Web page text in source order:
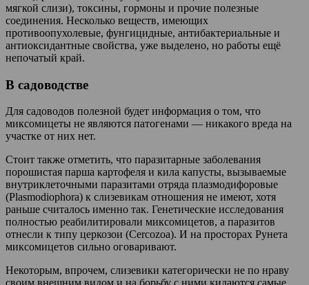
мягкой слизи), токсины, гормоны и прочие полезные
соединения. Несколько веществ, имеющих
противоопухолевые, фунгицидные, антибактериальные и
антиоксидантные свойства, уже выделено, но работы ещё
непочатый край.
В садоводстве
Для садоводов полезной будет информация о том, что
миксомицеты не являются патогенами — никакого вреда на
участке от них нет.
Стоит также отметить, что паразитарные заболевания
порошистая парша картофеля и кила капусты, вызываемые
внутриклеточными паразитами отряда плазмодифоровые
(Plasmodiophora) к слизевикам отношения не имеют, хотя
раньше считалось именно так. Генетические исследования
полностью реабилитировали миксомицетов, а паразитов
отнесли к типу церкозои (Cercozoa). И на просторах Рунета
миксомицетов сильно оговаривают.
Некоторым, впрочем, слизевики категорически не по нраву